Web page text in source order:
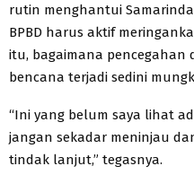
rutin menghantui
BPBD harus aktif
itu, bagaimana pencegahan
bencana terjadi sedini
“Ini yang belum saya lihat
jangan sekadar meninjau
tindak lanjut,” tegasnya.